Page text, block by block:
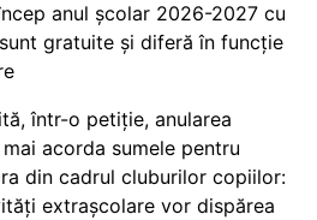
anul școlar 2026-2027 cu
gratuite și diferă în funcție
într-o petiție, anularea
acorda sumele pentru
din cadrul cluburilor copiilor:
extrașcolare vor dispărea